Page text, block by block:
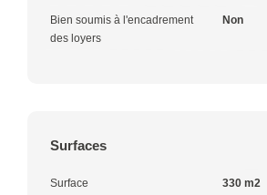
Bien soumis à l'encadrement
des loyers
Non
Surfaces
Surface 330 m2